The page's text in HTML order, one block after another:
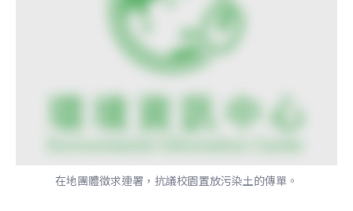
在地團體徵求連署，抗議校園置放污染土的傳單。